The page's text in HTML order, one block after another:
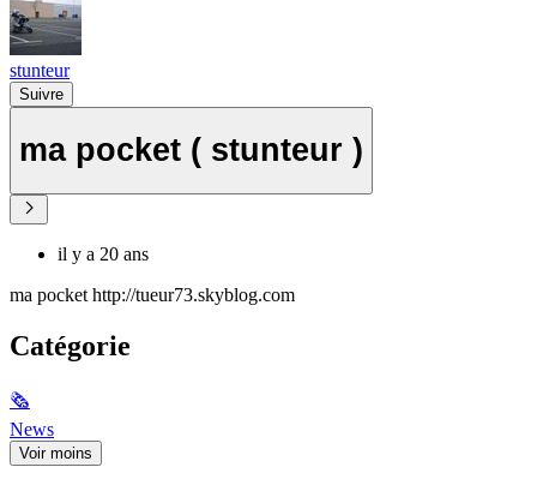
stunteur
Suivre
ma pocket ( stunteur )
il y a 20 ans
ma pocket http://tueur73.skyblog.com
Catégorie
🗞
News
Voir moins